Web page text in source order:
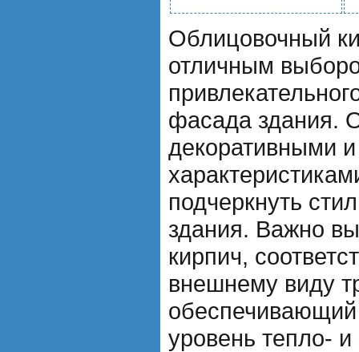
Облицовочный
отличным
фасада здания.
декоративными
подчеркнуть
здания. Важно
кирпич,
внешнему виду
уровень тепло- и